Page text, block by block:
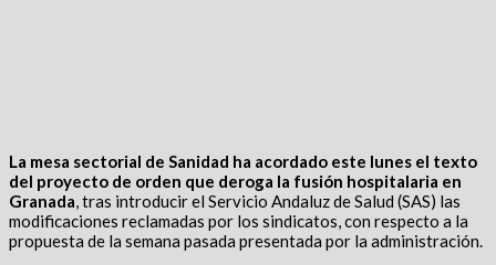
La mesa sectorial de Sanidad ha acordado este lunes el texto
del proyecto de orden que deroga la fusión hospitalaria en
Granada, tras introducir el Servicio Andaluz de Salud (SAS) las
modificaciones reclamadas por los sindicatos, con respecto a la
propuesta de la semana pasada presentada por la administración.